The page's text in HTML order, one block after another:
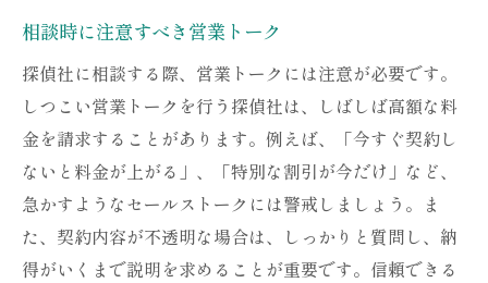
相談時に注意すべき営業トーク
探偵社に相談する際、営業トークには注意が必要です。
しつこい営業トークを行う探偵社は、しばしば高額な料
金を請求することがあります。例えば、「今すぐ契約し
ないと料金が上がる」、「特別な割引が今だけ」など、
急かすようなセールストークには警戒しましょう。ま
た、契約内容が不透明な場合は、しっかりと質問し、納
得がいくまで説明を求めることが重要です。信頼できる